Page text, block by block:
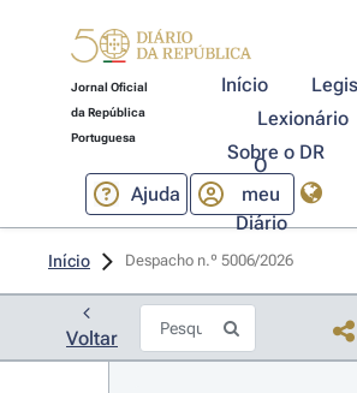
Jornal Oficial
da República
Portuguesa
Início
Lexionário
Sobre o DR
Ajuda
O
meu
Diário
Início Despacho n.º 5006/2026
Voltar